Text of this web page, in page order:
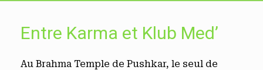
Entre Karma et Klub Med’
Au Brahma Temple de Pushkar, le seul de